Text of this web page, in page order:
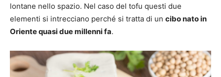
lontane nello spazio. Nel caso del tofu questi due
elementi si intrecciano perché si tratta di un cibo nato in
Oriente quasi due millenni fa.